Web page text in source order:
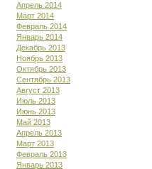
Апрель 2014
Март 2014
Февраль 2014
Январь 2014
Декабрь 2013
Ноябрь 2013
Октябрь 2013
Сентябрь 2013
Август 2013
Июль 2013
Июнь 2013
Май 2013
Апрель 2013
Март 2013
Февраль 2013
Январь 2013